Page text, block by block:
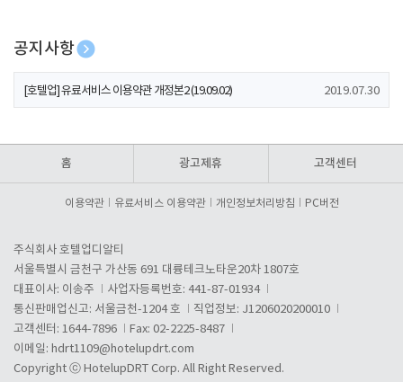
공지사항
[호텔업] 개인정보 처리방침 개정본1 (19.09.02)
[호텔업] 유료서비스 이용약관 개정본2 (19.09.02) 2019.07.30
홈 광고제휴 고객센터
이용약관 유료서비스 이용약관 개인정보처리방침 PC버전
주식회사 호텔업디알티
서울특별시 금천구 가산동 691 대륭테크노타운20차 1807호
대표이사: 이송주
사업자등록번호: 441-87-01934
통신판매업신고: 서울금천-1204 호
직업정보: J1206020200010
고객센터: 1644-7896
Fax: 02-2225-8487
이메일: hdrt1109@hotelupdrt.com
Copyright ⓒ HotelupDRT Corp. All Right Reserved.